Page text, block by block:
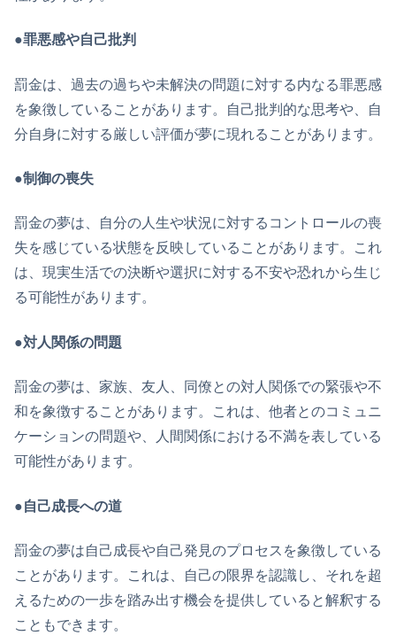
●罪悪感や自己批判
罰金は、過去の過ちや未解決の問題に対する内なる罪悪感
を象徴していることがあります。自己批判的な思考や、自
分自身に対する厳しい評価が夢に現れることがあります。
●制御の喪失
罰金の夢は、自分の人生や状況に対するコントロールの喪
失を感じている状態を反映していることがあります。これ
は、現実生活での決断や選択に対する不安や恐れから生じ
る可能性があります。
●対人関係の問題
罰金の夢は、家族、友人、同僚との対人関係での緊張や不
和を象徴することがあります。これは、他者とのコミュニ
ケーションの問題や、人間関係における不満を表している
可能性があります。
●自己成長への道
罰金の夢は自己成長や自己発見のプロセスを象徴している
ことがあります。これは、自己の限界を認識し、それを超
えるための一歩を踏み出す機会を提供していると解釈する
こともできます。